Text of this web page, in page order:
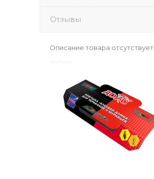
Отзывы
Описание товара отсутствует